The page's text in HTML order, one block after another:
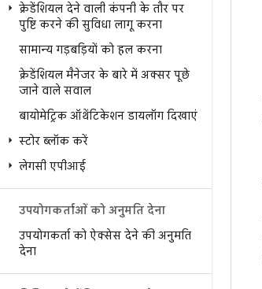
क्रेडेंशियल देने वाली कंपनी के तौर पर
पुष्टि करने की सुविधा लागू करना
सामान्य गड़बड़ियों को हल करना
क्रेडेंशियल मैनेजर के बारे में अक्सर पूछे
जाने वाले सवाल
बायोमेट्रिक ऑथेंटिकेशन डायलॉग दिखाएं
स्टोर ब्लॉक करें
लेगसी एपीआई
उपयोगकर्ताओं को अनुमति देना
उपयोगकर्ता को ऐक्सेस देने की अनुमति
देना